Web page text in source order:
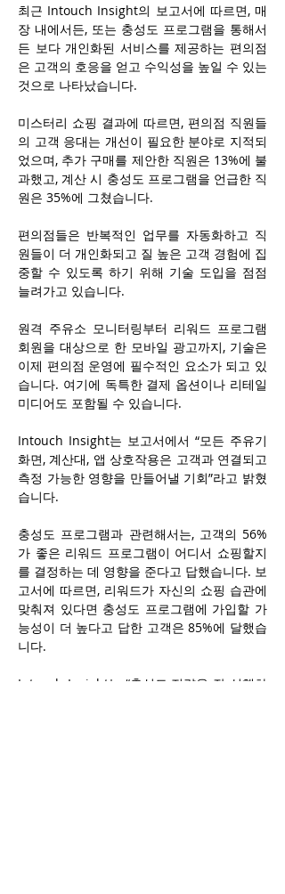
최근 Intouch Insight의 보고서에 따르면, 매
장 내에서든, 또는 충성도 프로그램을 통해서
든 보다 개인화된 서비스를 제공하는 편의점
은 고객의 호응을 얻고 수익성을 높일 수 있는
것으로 나타났습니다.
미스터리 쇼핑 결과에 따르면, 편의점 직원들
의 고객 응대는 개선이 필요한 분야로 지적되
었으며, 추가 구매를 제안한 직원은 13%에 불
과했고, 계산 시 충성도 프로그램을 언급한 직
원은 35%에 그쳤습니다.
편의점들은 반복적인 업무를 자동화하고 직
원들이 더 개인화되고 질 높은 고객 경험에 집
중할 수 있도록 하기 위해 기술 도입을 점점
늘려가고 있습니다.
원격 주유소 모니터링부터 리워드 프로그램
회원을 대상으로 한 모바일 광고까지, 기술은
이제 편의점 운영에 필수적인 요소가 되고 있
습니다. 여기에 독특한 결제 옵션이나 리테일
미디어도 포함될 수 있습니다.
Intouch Insight는 보고서에서 “모든 주유기
화면, 계산대, 앱 상호작용은 고객과 연결되고
측정 가능한 영향을 만들어낼 기회”라고 밝혔
습니다.
충성도 프로그램과 관련해서는, 고객의 56%
가 좋은 리워드 프로그램이 어디서 쇼핑할지
를 결정하는 데 영향을 준다고 답했습니다. 보
고서에 따르면, 리워드가 자신의 쇼핑 습관에
맞춰져 있다면 충성도 프로그램에 가입할 가
능성이 더 높다고 답한 고객은 85%에 달했습
니다.
Intouch Insight는 “충성도 전략을 잘 실행하